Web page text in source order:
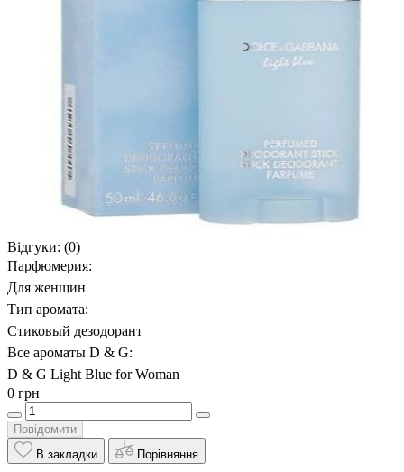
Відгуки: (0)
Парфюмерия:
Для женщин
Тип аромата:
Стиковый дезодорант
Все ароматы D & G:
D & G Light Blue for Woman
0 грн
Повідомити
В закладки
Порівняння